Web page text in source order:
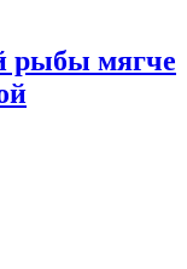
рыбы мягче